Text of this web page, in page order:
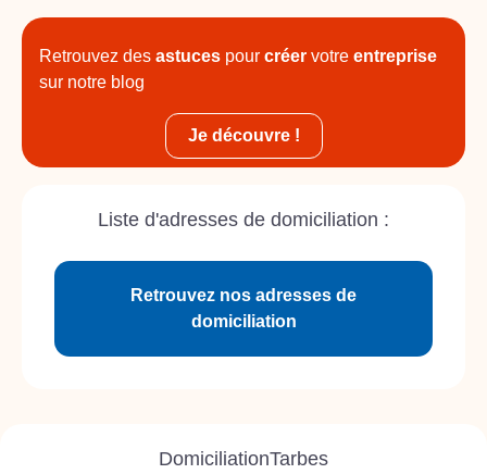
Retrouvez des astuces pour créer votre entreprise
sur notre blog
Je découvre !
Liste d'adresses de domiciliation :
Retrouvez nos adresses de
domiciliation
DomiciliationTarbes